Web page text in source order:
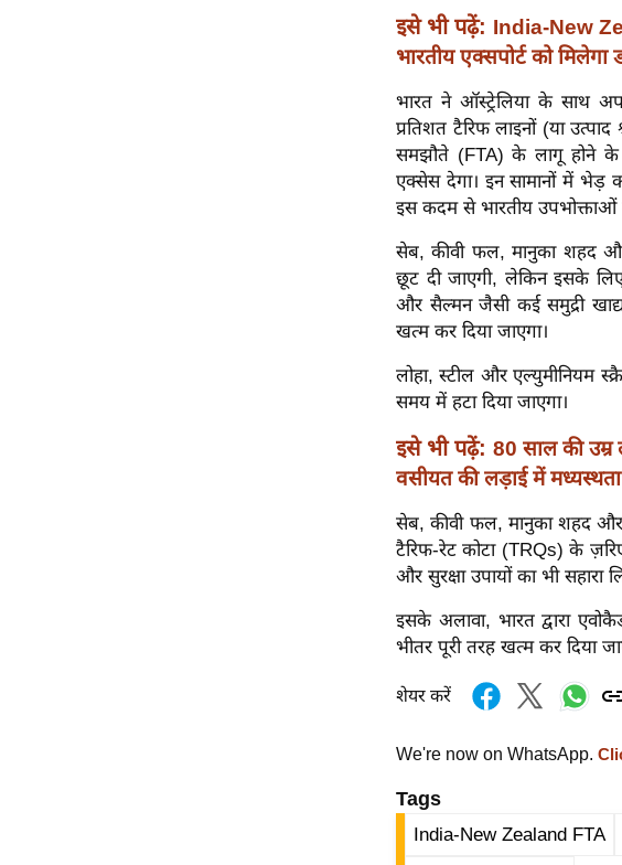
इसे भी पढ़ें: India-New
भारतीय एक्सपोर्ट को मिलेगा
भारत ने ऑस्ट्रेलिया के साथ
प्रतिशत टैरिफ लाइनों (या
समझौते (FTA) के लागू होने के
एक्सेस देगा। इन सामानों में भेड़
इस कदम से भारतीय उपभोक्ताओं
सेब, कीवी फल, मानुका शहद
छूट दी जाएगी, लेकिन इसके
और सैल्मन जैसी कई समुद्री
खत्म कर दिया जाएगा।
लोहा, स्टील और एल्युमीनियम
समय में हटा दिया जाएगा।
इसे भी पढ़ें: 80 साल की
वसीयत की लड़ाई में
सेब, कीवी फल, मानुका शहद और
टैरिफ-रेट कोटा (TRQs) के
और सुरक्षा उपायों का भी सहारा
इसके अलावा, भारत द्वारा
भीतर पूरी तरह खत्म कर दिया
शेयर करें
We're now on WhatsApp.
Tags
India-New Zealand FTA